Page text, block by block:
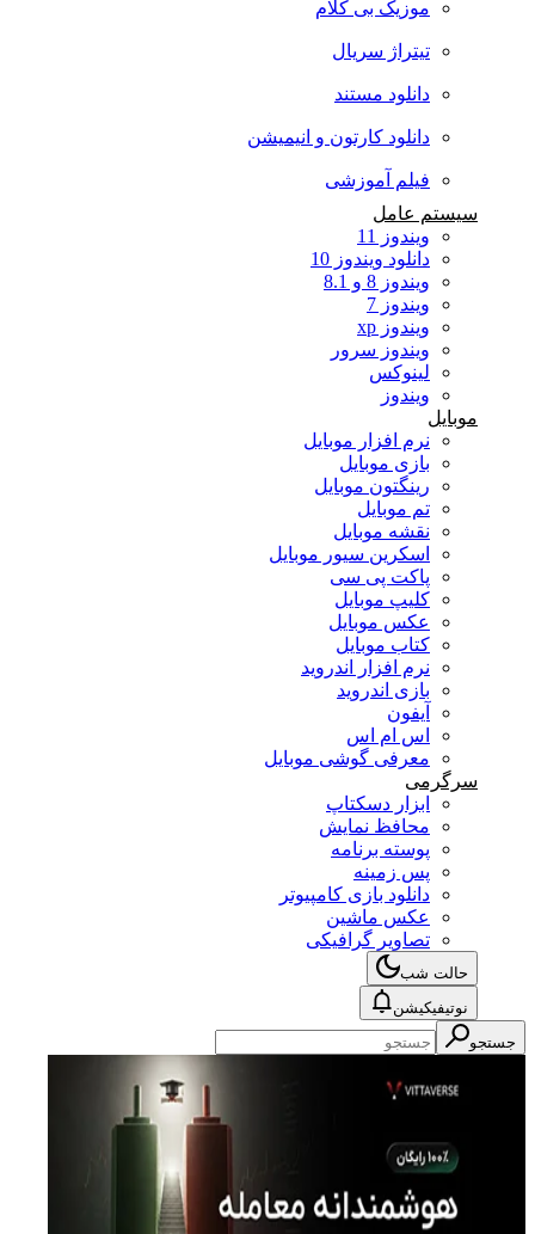
موزیک بی کلام
تیتراژ سریال
دانلود مستند
دانلود کارتون و انیمیشن
فیلم آموزشی
سیستم عامل
ویندوز 11
دانلود ویندوز 10
ویندوز 8 و 8.1
ویندوز 7
ویندوز xp
ویندوز سرور
لینوکس
ویندوز
موبایل
نرم افزار موبایل
بازی موبایل
رینگتون موبایل
تم موبایل
نقشه موبایل
اسکرین سیور موبایل
پاکت پی سی
کلیپ موبایل
عکس موبایل
کتاب موبایل
نرم افزار اندروید
بازی اندروید
آیفون
اس ام اس
معرفی گوشی موبایل
سرگرمی
ابزار دسکتاپ
محافظ نمایش
پوسته برنامه
پس زمینه
دانلود بازی کامپیوتر
عکس ماشین
تصاویر گرافیکی
حالت شب
نوتیفیکیشن
جستجو